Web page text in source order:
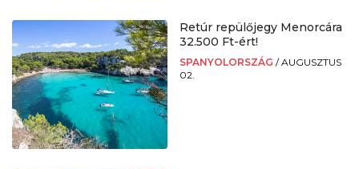
Retúr repülőjegy Menorcára
32.500 Ft-ért!
SPANYOLORSZÁG /AUGUSZTUS
02.